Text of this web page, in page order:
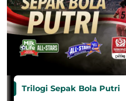
Trilogi Sepak Bola Putri